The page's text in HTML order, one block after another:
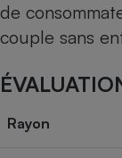
de
couple sans
Rayon